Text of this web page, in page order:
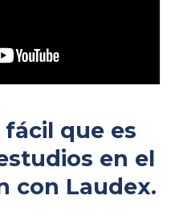
que es
en el
con Laudex.